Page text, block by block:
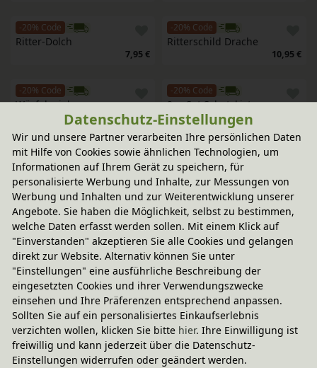
-20% Code
Ritter-Dolch
7,95 €
-20% Code
Ritterschild Drache
10,95 €
-20% Code
Würfelspiel
10,95 €
-20% Code
2er-Set Schatzkiste
-20% Code
Brustpanzer für Kinder
10,95 €
-20% Code
Ritterhelm für Kinder
11,95 €
-20% Code
Korkenknaller-Pistole
4,95 €
-20% Code
Beutel mit 25 Schleuder-
und Armbrustkorken
-20% Code
Beutel mit 100 Papierkugeln
für Schleudern
12,95 €
-20% Code
Papierkugel-Schleuder aus
Erlenholz
9,95 €
Datenschutz-Einstellungen
Wir und unsere Partner verarbeiten Ihre persönlichen Daten
mit Hilfe von Cookies sowie ähnlichen Technologien, um
Informationen auf Ihrem Gerät zu speichern, für
personalisierte Werbung und Inhalte, zur Messungen von
Werbung und Inhalten und zur Weiterentwicklung unserer
Angebote. Sie haben die Möglichkeit, selbst zu bestimmen,
welche Daten erfasst werden sollen. Mit einem Klick auf
"Einverstanden" akzeptieren Sie alle Cookies und gelangen
direkt zur Website. Alternativ können Sie unter
"Einstellungen" eine ausführliche Beschreibung der
eingesetzten Cookies und ihrer Verwendungszwecke
einsehen und Ihre Präferenzen entsprechend anpassen.
Sollten Sie auf ein personalisiertes Einkaufserlebnis
verzichten wollen, klicken Sie bitte hier. Ihre Einwilligung ist
freiwillig und kann jederzeit über die Datenschutz-
Einstellungen widerrufen oder geändert werden.